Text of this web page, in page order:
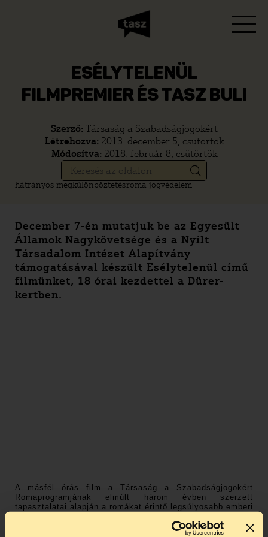
ESÉLYTELENÜL
FILMPREMIER ÉS TASZ BULI
Szerző: Társaság a Szabadságjogokért
Létrehozva: 2013. december 5, csütörtök
Módosítva: 2018. február 8, csütörtök
hátrányos megkülönböztetésroma jogvédelem
December 7-én mutatjuk be az Egyesült
Államok Nagykövetsége és a Nyílt
Társadalom Intézet Alapítvány
támogatásával készült Esélytelenül című
filmünket, 18 órai kezdettel a Dürer-
kertben.
A másfél órás film a Társaság a Szabadságjogokért
Romaprogramjának elmúlt három évben szerzett
tapasztalatai alapján a romákat érintő legsúlyosabb emberi
A film Északkelet-Magyarország számos településén